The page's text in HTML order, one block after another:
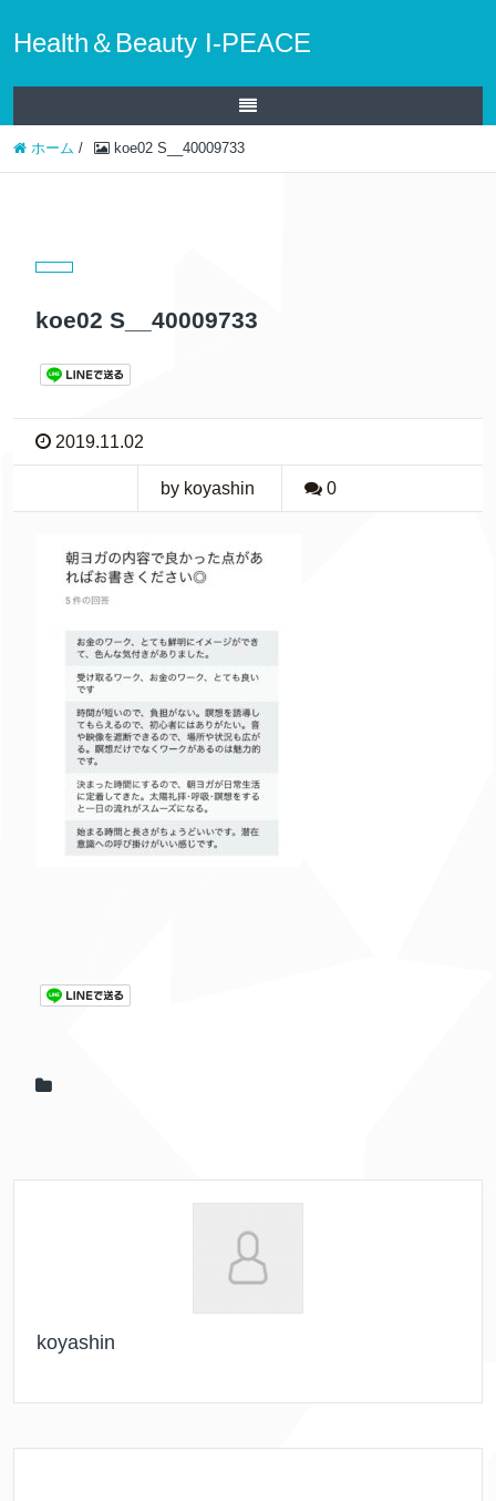
Health＆Beauty I-PEACE
ホーム / koe02 S__40009733
koe02 S__40009733
2019.11.02
by koyashin 0
koyashin